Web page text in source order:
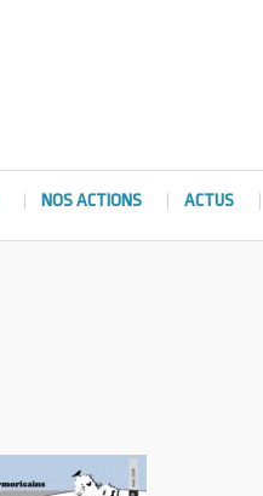
NOS ACTIONS ACTUS